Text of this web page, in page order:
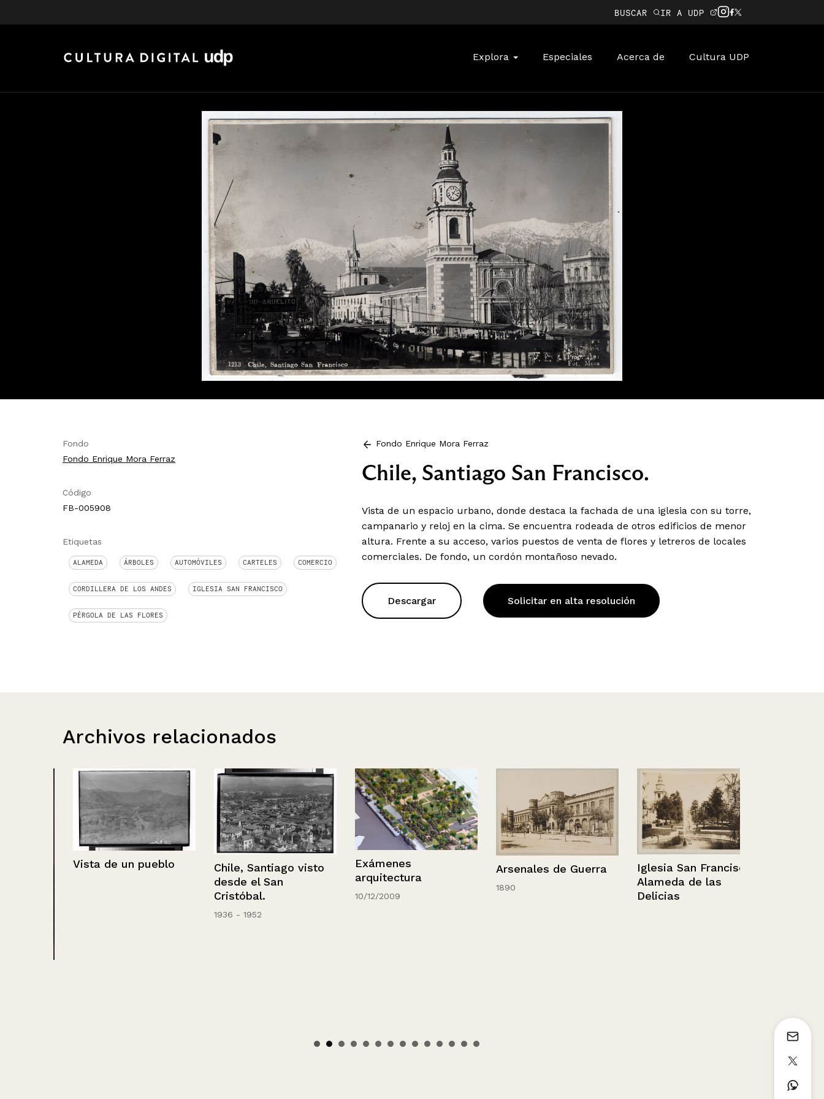
BUSCAR IR A UDP
Explora Especiales Acerca de Cultura UDP
Fondo
Fondo Enrique Mora Ferraz
Código
FB-005908
Etiquetas
ALAMEDA ÁRBOLES AUTOMÓVILES CARTELES COMERCIO
CORDILLERA DE LOS ANDES IGLESIA SAN FRANCISCO
PÉRGOLA DE LAS FLORES
Fondo Enrique Mora Ferraz
Chile, Santiago San Francisco.
Vista de un espacio urbano, donde destaca la fachada de una iglesia con su torre,
campanario y reloj en la cima. Se encuentra rodeada de otros edificios de menor
altura. Frente a su acceso, varios puestos de venta de flores y letreros de locales
comerciales. De fondo, un cordón montañoso nevado.
Descargar Solicitar en alta resolución
Archivos relacionados
Vista de un pueblo
Chile, Santiago visto
desde el San
Cristóbal.
1936 - 1952
Exámenes
arquitectura
10/12/2009
Arsenales de Guerra
Iglesia San Francisco,
Alameda de las
Delicias